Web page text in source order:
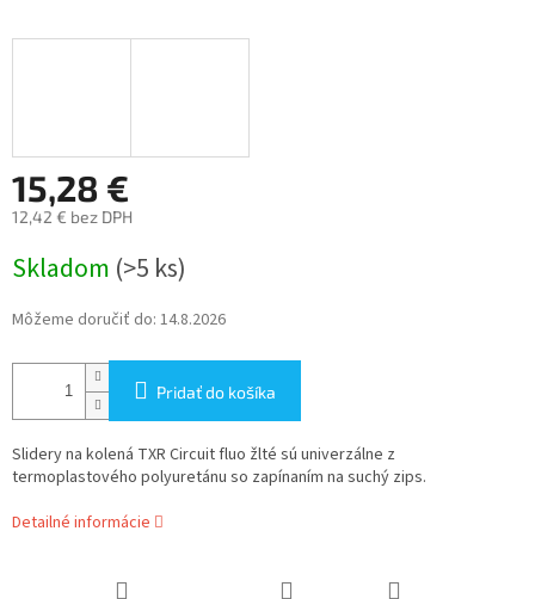
15,28 €
12,42 € bez DPH
cena:
Skladom (>5 ks)
Môžeme doručiť do: 14.8.2026
Pridať do košíka
Slidery na kolená TXR Circuit fluo žlté sú univerzálne z
termoplastového polyuretánu so zapínaním na suchý zips.
Detailné informácie